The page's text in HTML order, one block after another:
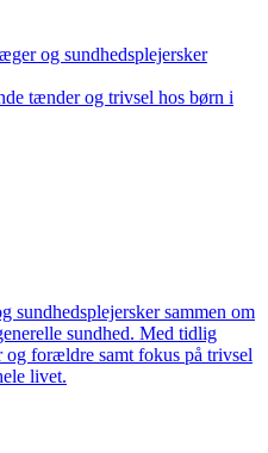
og sundhedsplejersker
tænder og trivsel hos børn i
sammen om
sundhed. Med tidlig
forældre samt fokus på trivsel
livet.